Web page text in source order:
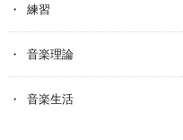
練習
音楽理論
音楽生活